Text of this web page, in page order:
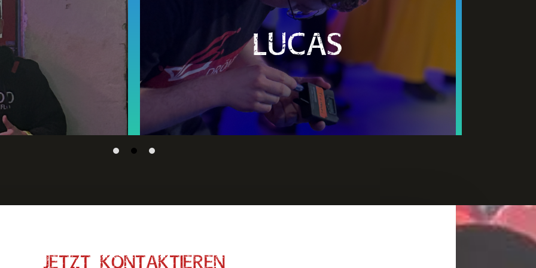
Moritz
JETZT KONTAKTIEREN